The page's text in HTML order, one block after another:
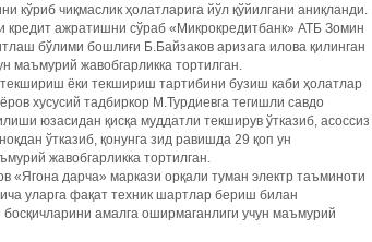
кўриб чиқмаслик ҳолатларига йўл қўйилгани аниқланди.
ажратишни сўраб «Микрокредитбанк» АТБ Зомин
бўлими бошлиғи Б.Байзаков аризага илова қилинган
маъмурий жавобгарликка тортилган.
ёки текшириш тартибини бузиш каби ҳолатлар
хусусий тадбиркор М.Турдиевга тегишли савдо
юзасидан қисқа муддатли текширув ўтказиб, асоссиз
ўтказиб, қонунга зид равишда 29 қоп ун
жавобгарликка тортилган.
«Ягона дарча» маркази орқали туман электр таъминоти
уларга фақат техник шартлар бериш билан
амалга оширмаганлиги учун маъмурий